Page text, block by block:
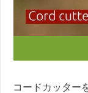
コードカッター